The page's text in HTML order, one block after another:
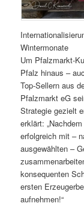
Wintermonate
Um Pfalzmarkt-
Pfalz hinaus –
Top-Sellern aus
Pfalzmarkt eG
Strategie gezielt
erklärt:
erfolgreich mit –
ausgewählten –
konsequenten
ersten
aufnehmen!“